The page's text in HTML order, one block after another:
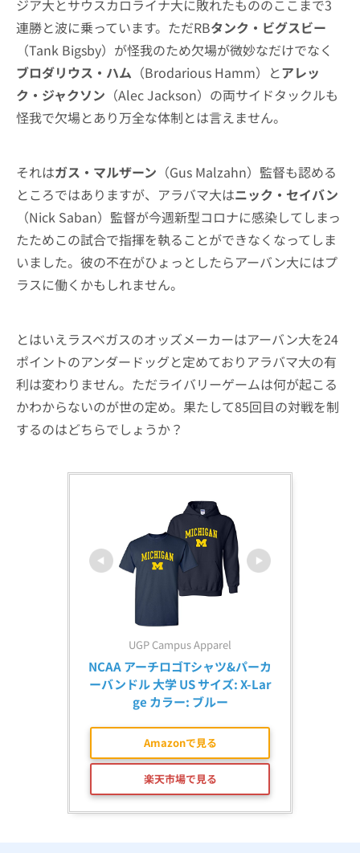
ジア大とサウスカロライナ大に敗れたもののここまで3
連勝と波に乗っています。ただRBタンク・ビグスビー
（Tank Bigsby）が怪我のため欠場が微妙なだけでなく
ブロダリウス・ハム （Brodarious Hamm）とアレッ
ク・ジャクソン （Alec Jackson）の両サイドタックルも
怪我で欠場とあり万全な体制とは言えません。
それはガス・マルザーン （Gus Malzahn）監督も認める
ところではありますが、アラバマ大はニック・セイバン
（Nick Saban）監督が今週新型コロナに感染してしまっ
たためこの試合で指揮を執ることができなくなってしま
いました。彼の不在がひょっとしたらアーバン大にはプ
ラスに働くかもしれません。
とはいえラスベガスのオッズメーカーはアーバン大を24
ポイントのアンダードッグと定めておりアラバマ大の有
利は変わりません。ただライバリーゲームは何が起こる
かわからないのが世の定め。果たして85回目の対戦を制
するのはどちらでしょうか？
UGP Campus Apparel
NCAA アーチロゴTシャツ&パーカ
ーバンドル 大学 US サイズ: X-Lar
ge カラー: ブルー
Amazonで見る
楽天市場で見る